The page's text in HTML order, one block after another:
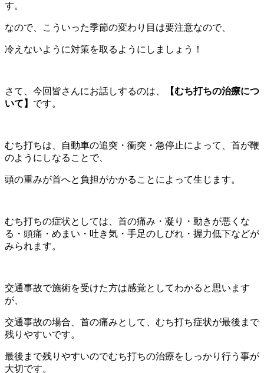
す。
なので、こういった季節の変わり目は要注意なので、
冷えないように対策を取るようにしましょう！
さて、今回皆さんにお話しするのは、
【むち打ちの治療につ
いて】 です。
むち打ちは、自動車の追突・衝突・急停止によって、首が鞭
のようにしなることで、
頭の重みが首へと負担がかかることによって生じます。
むち打ちの症状としては、首の痛み・凝り・動きが悪くな
る・頭痛・めまい・吐き気・手足のしびれ・握力低下などが
みられます。
交通事故で施術を受けた方は感覚としてわかると思います
が、
交通事故の場合、首の痛みとして、むち打ち症状が最後まで
残りやすいです。
最後まで残りやすいのでむち打ちの治療をしっかり行う事が
大切です。